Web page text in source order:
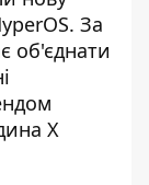
За
об'єднати
X